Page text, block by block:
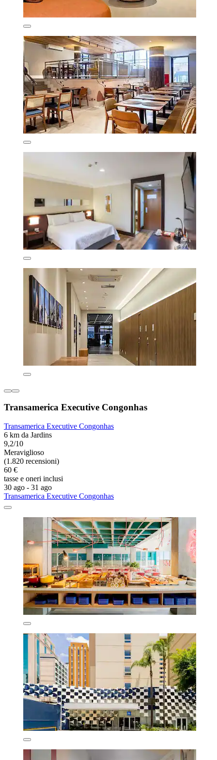
Transamerica Executive Congonhas
Transamerica Executive Congonhas
6 km da Jardins
9,2/10
Meraviglioso
(1.820 recensioni)
60 €
tasse e oneri inclusi
30 ago - 31 ago
Transamerica Executive Congonhas